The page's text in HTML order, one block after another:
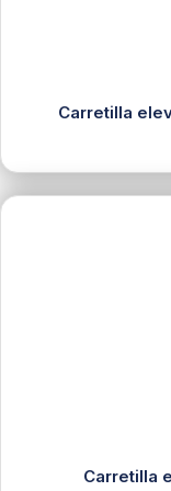
Carretilla
Carretilla